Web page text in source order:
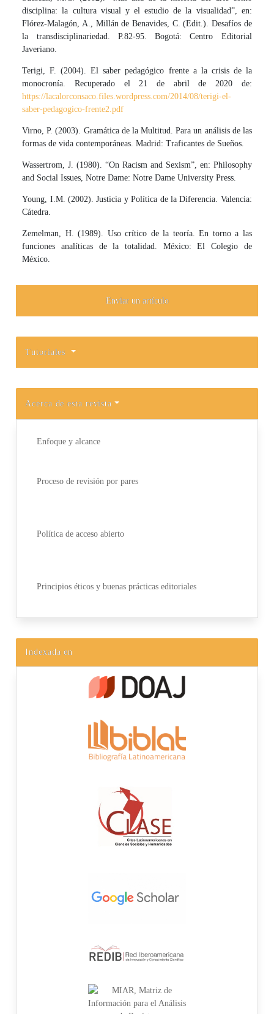
disciplina: la cultura visual y el estudio de la visualidad”, en:
Flórez-Malagón, A., Millán de Benavides, C. (Edit.). Desafíos de
la transdisciplinariedad. P.82-95. Bogotá: Centro Editorial
Javeriano.
Terigi, F. (2004). El saber pedagógico frente a la crisis de la
monocronía. Recuperado el 21 de abril de 2020 de:
https://lacalorconsaco.files.wordpress.com/2014/08/terigi-el-
saber-pedagogico-frente2.pdf
Virno, P. (2003). Gramática de la Multitud. Para un análisis de las
formas de vida contemporáneas. Madrid: Traficantes de Sueños.
Wassertrom, J. (1980). “On Racism and Sexism”, en: Philosophy
and Social Issues, Notre Dame: Notre Dame University Press.
Young, I.M. (2002). Justicia y Política de la Diferencia. Valencia:
Cátedra.
Zemelman, H. (1989). Uso crítico de la teoría. En torno a las
funciones analíticas de la totalidad. México: El Colegio de
México.
Enviar un artículo
Tutoriales
Acerca de esta revista
Enfoque y alcance
Proceso de revisión por pares
Política de acceso abierto
Principios éticos y buenas prácticas editoriales
Indexada en